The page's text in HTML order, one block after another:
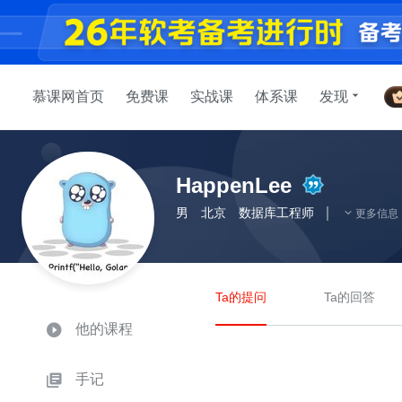
慕课网首页 免费课 实战课 体系课 发现
HappenLee
男 北京 数据库工程师 更多信息
他的课程
手记
Ta的提问 Ta的回答